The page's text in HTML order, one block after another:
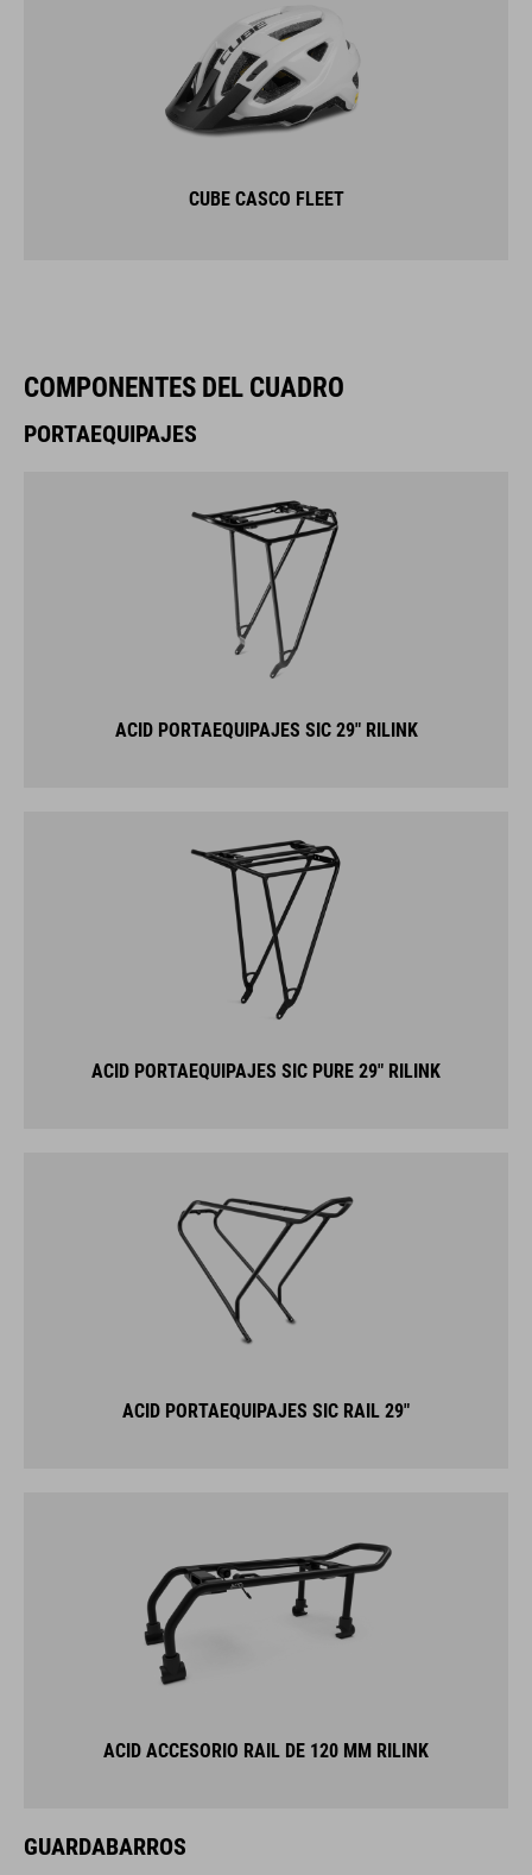
CUBE CASCO FLEET
COMPONENTES DEL CUADRO
PORTAEQUIPAJES
ACID PORTAEQUIPAJES SIC 29" RILINK
ACID PORTAEQUIPAJES SIC PURE 29" RILINK
ACID PORTAEQUIPAJES SIC RAIL 29"
ACID ACCESORIO RAIL DE 120 MM RILINK
GUARDABARROS